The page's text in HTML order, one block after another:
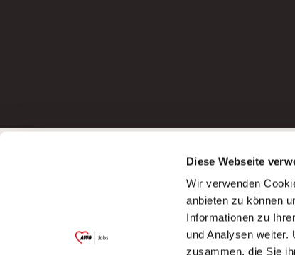
Diese Webseite
Wir verwenden
anbieten zu können
Informationen zu
und Analysen weiter.
zusammen, die Sie
Garitz Bewirtschaftungsbetriebe GmbH
(Ein Tochterunternehmen des AWO
Bezirksverbandes Unterfranken e.V.)